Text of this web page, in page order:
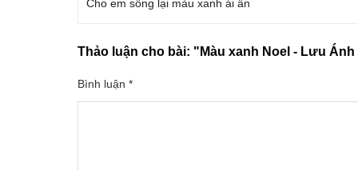
Cho em sống lại màu xanh ái ân
Thảo luận cho bài: "Màu xanh Noel - Lưu
Bình luận *